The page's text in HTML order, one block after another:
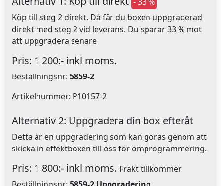
Köp till steg 2 direkt. Då får du boxen uppgraderad
direkt med steg 2 vid leverans. Du sparar 33 % mot
att uppgradera senare
Pris: 1 200:- inkl moms.
Beställningsnr: 5859-2
Artikelnummer: P10157-2
Alternativ 2: Uppgradera din box efteråt
Detta är en uppgradering som kan göras genom att
skicka in effektboxen till oss för omprogrammering.
Pris: 1 800:- inkl moms. Frakt tillkommer